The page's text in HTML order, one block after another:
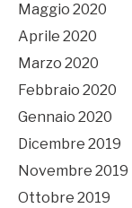
Maggio 2020
Aprile 2020
Marzo 2020
Febbraio 2020
Gennaio 2020
Dicembre 2019
Novembre 2019
Ottobre 2019